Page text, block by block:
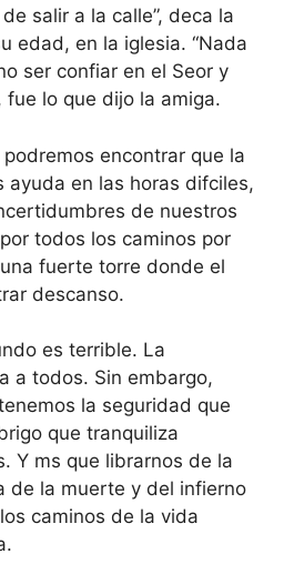
salir a la calle”, deca la
edad, en la iglesia. “Nada
ser confiar en el Seor y
fue lo que dijo la amiga.
encontrar que la
ayuda en las horas difciles,
de nuestros
todos los caminos por
fuerte torre donde el
descanso.
es terrible. La
a todos. Sin embargo,
la seguridad que
que tranquiliza
Y ms que librarnos de la
de la muerte y del infierno
caminos de la vida